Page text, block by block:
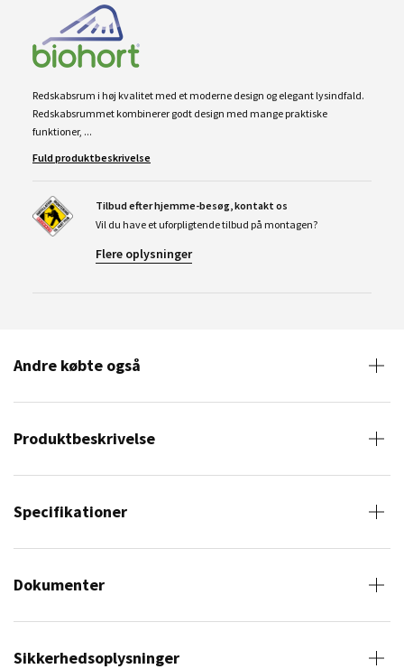
Redskabsrum i høj kvalitet med et moderne design og elegant lysindfald.
Redskabsrummet kombinerer godt design med mange praktiske
funktioner, ...
Fuld produktbeskrivelse
Tilbud efter hjemme-besøg, kontakt os
Vil du have et uforpligtende tilbud på montagen?
Flere oplysninger
Andre købte også
Produktbeskrivelse
Specifikationer
Dokumenter
Sikkerhedsoplysninger